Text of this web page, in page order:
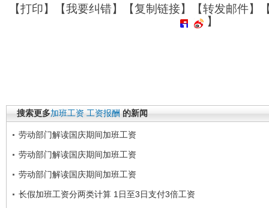
【打印】【我要纠错】【复制链接】【转发邮件】
】
搜索更多加班工资 工资报酬 的新闻
劳动部门解读国庆期间加班工资
劳动部门解读国庆期间加班工资
劳动部门解读国庆期间加班工资
长假加班工资分两类计算 1日至3日支付3倍工资